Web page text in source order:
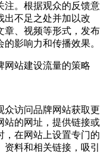
注。根据观众的反馈意
出不足之处并加以改
章、视频等形式，发布
影响力和传播效果。
网站建设流量的策略
众访问品牌网站获取更
站的网址，提供链接或
，在网站上设置专门的
料和相关链接，吸引